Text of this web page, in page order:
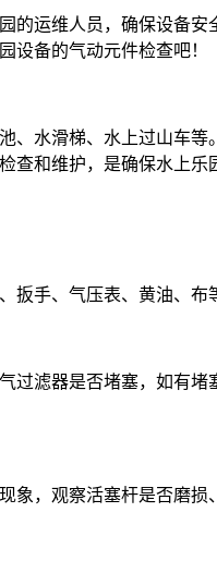
的运维人员，确保设备
设备的气动元件检查吧！
、水滑梯、水上过山车
和维护，是确保水上乐
手、气压表、黄油、
滤器是否堵塞，如有
，观察活塞杆是否磨